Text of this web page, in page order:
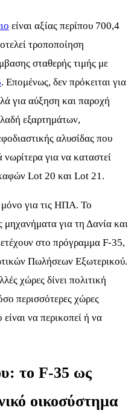
είναι αξίας περίπου 700,4
τροποποίηση
σταθερής τιμής με
. Επομένως, δεν πρόκειται για
για αύξηση και παροχή
εξαρτημάτων,
αλυσίδας που
για να καταστεί
Lot 20 και Lot 21.
μόνο για τις ΗΠΑ. Το
μηχανήματα για τη Δανία και
στο πρόγραμμα F-35,
Πωλήσεων Εξωτερικού.
χώρες δίνει πολιτική
περισσότερες χώρες
να περικοπεί ή να
το F-35 ως
οικοσύστημα